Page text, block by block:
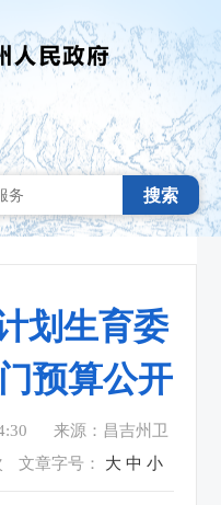
搜索
划生育委
预算公开
来源：昌吉州卫
文章字号： 大 中 小